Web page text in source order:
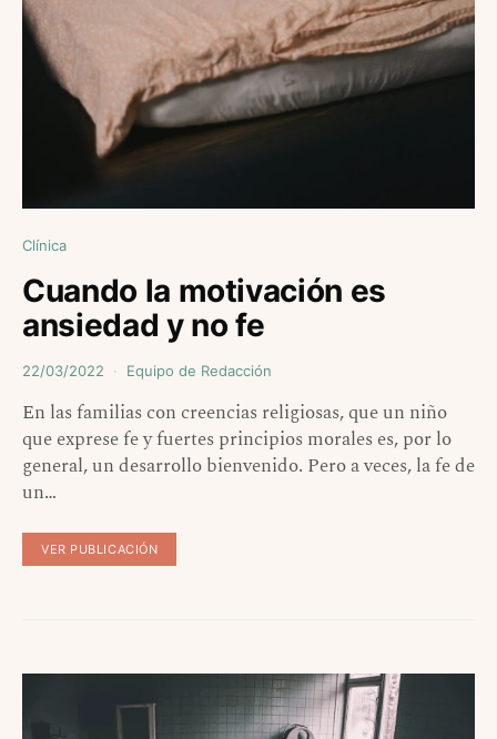
Clínica
Cuando la motivación es
ansiedad y no fe
22/03/2022 Equipo de Redacción
En las familias con creencias religiosas, que un niño
que exprese fe y fuertes principios morales es, por lo
general, un desarrollo bienvenido. Pero a veces, la fe de
un…
VER PUBLICACIÓN